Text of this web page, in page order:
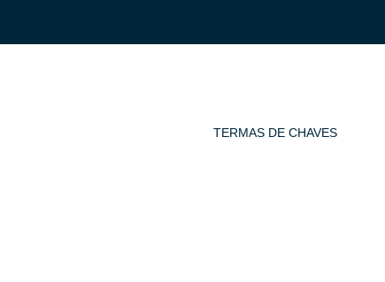
TERMAS DE CHAVES